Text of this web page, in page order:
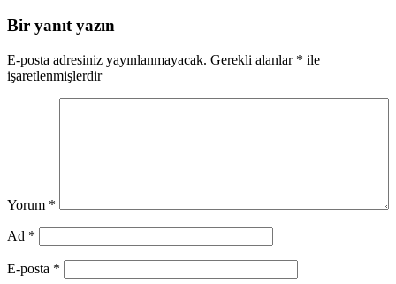
Bir yanıt yazın
E-posta adresiniz yayınlanmayacak. Gerekli alanlar * ile
işaretlenmişlerdir
Yorum *
Ad *
E-posta *